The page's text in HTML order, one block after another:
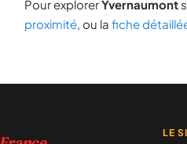
Pour explorerYvernaumont
proximité, ou la fiche
LE